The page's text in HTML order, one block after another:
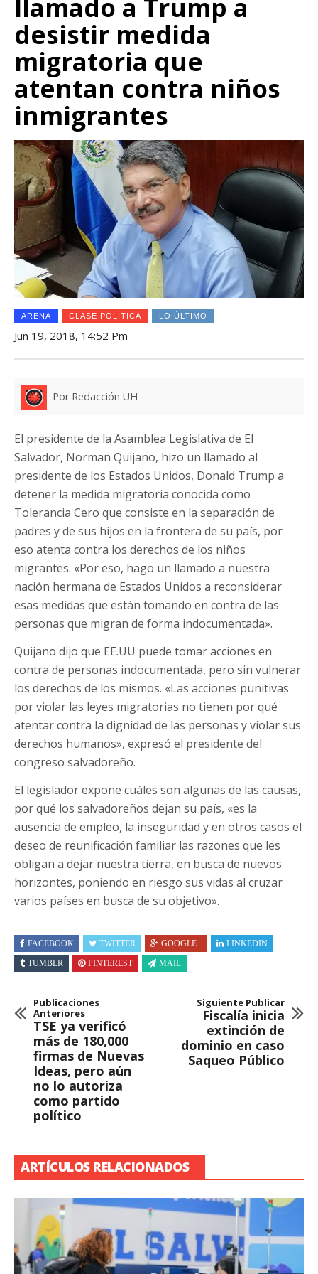
llamado a Trump a
desistir medida
migratoria que
atentan contra niños
inmigrantes
ARENA CLASE POLÍTICA LO ÚLTIMO
Jun 19, 2018, 14:52 Pm
Por Redacción UH
El presidente de la Asamblea Legislativa de El
Salvador, Norman Quijano, hizo un llamado al
presidente de los Estados Unidos, Donald Trump a
detener la medida migratoria conocida como
Tolerancia Cero que consiste en la separación de
padres y de sus hijos en la frontera de su país, por
eso atenta contra los derechos de los niños
migrantes. «Por eso, hago un llamado a nuestra
nación hermana de Estados Unidos a reconsiderar
esas medidas que están tomando en contra de las
personas que migran de forma indocumentada».
Quijano dijo que EE.UU puede tomar acciones en
contra de personas indocumentada, pero sin vulnerar
los derechos de los mismos. «Las acciones punitivas
por violar las leyes migratorias no tienen por qué
atentar contra la dignidad de las personas y violar sus
derechos humanos», expresó el presidente del
congreso salvadoreño.
El legislador expone cuáles son algunas de las causas,
por qué los salvadoreños dejan su país, «es la
ausencia de empleo, la inseguridad y en otros casos el
deseo de reunificación familiar las razones que les
obligan a dejar nuestra tierra, en busca de nuevos
horizontes, poniendo en riesgo sus vidas al cruzar
varios países en busca de su objetivo».
FACEBOOK TWITTER GOOGLE+
LINKEDIN
TUMBLR
PINTEREST MAIL
Publicaciones
Anteriores
TSE ya verificó
más de 180,000
firmas de Nuevas
Ideas, pero aún
no lo autoriza
como partido
político
Siguiente Publicar
Fiscalía inicia
extinción de
dominio en caso
Saqueo Público
ARTÍCULOS RELACIONADOS